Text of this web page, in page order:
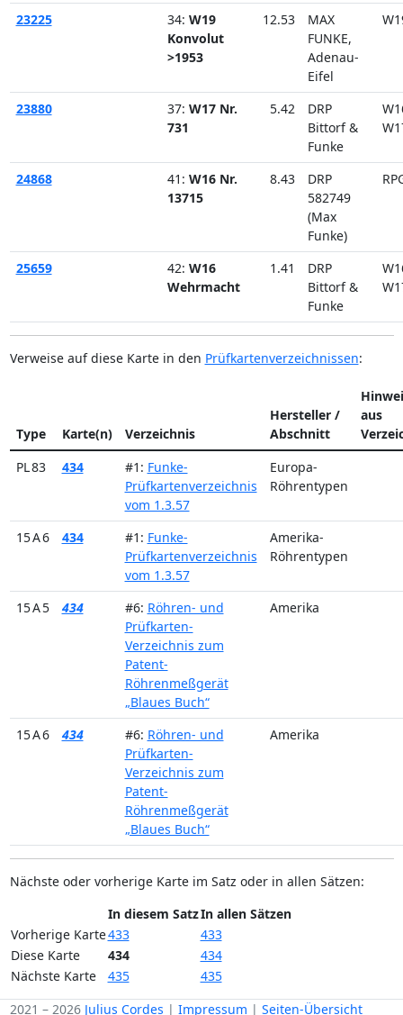
23225 34: W19
Konvolut
>1953
12.53
MAX
FUNKE,
Adenau-
Eifel
23880 37: W17 Nr.
731
5.42
DRP
Bittorf &
Funke
24868 41: W16 Nr.
13715
8.43
DRP
582749
(Max
Funke)
25659 42: W16
Wehrmacht
1.41
DRP
Bittorf &
Funke
Verweise auf diese Karte in den Prüfkartenverzeichnissen:
Type Karte(n) Verzeichnis
Hersteller /
Abschnitt
aus
PL 83
434 #1: Funke-
Prüfkartenverzeichnis
vom 1.3.57
Europa-
Röhrentypen
15 A 6 434 #1: Funke-
Prüfkartenverzeichnis
vom 1.3.57
Amerika-
Röhrentypen
15 A 5 434 #6: Röhren- und
Prüfkarten-
Verzeichnis zum
Patent-
Röhrenmeßgerät
„Blaues Buch“
Amerika
15 A 6 434 #6: Röhren- und
Prüfkarten-
Verzeichnis zum
Patent-
Röhrenmeßgerät
„Blaues Buch“
Amerika
Nächste oder vorherige Karte im Satz oder in allen Sätzen:
In diesem SatzIn allen Sätzen
Vorherige Karte433
433
Diese Karte
434
434
Nächste Karte
435
435
2021 – 2026 Julius Cordes | Impressum | Seiten-Übersicht